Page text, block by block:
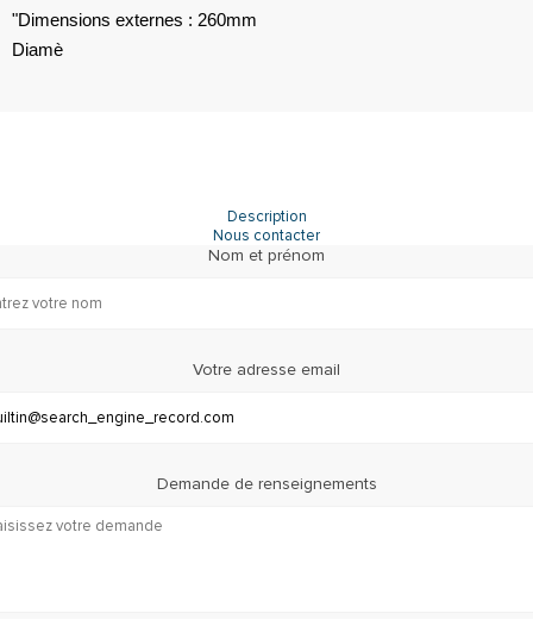
"Dimensions externes : 260mm
Diamè
Description
Nous contacter
Nom et prénom
Votre adresse email
Demande de renseignements